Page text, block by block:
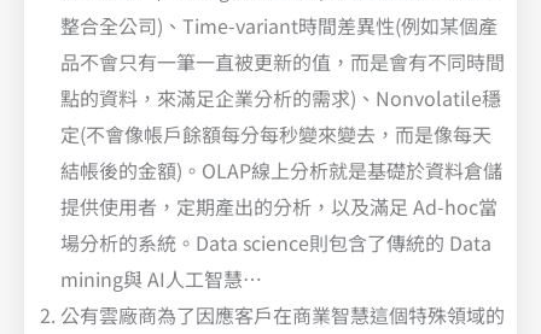
整合全公司)、Time-variant時間差異性(例如某個產
品不會只有一筆一直被更新的值，而是會有不同時間
點的資料，來滿足企業分析的需求)、Nonvolatile穩
定(不會像帳戶餘額每分每秒變來變去，而是像每天
結帳後的金額)。OLAP線上分析就是基礎於資料倉儲
提供使用者，定期產出的分析，以及滿足 Ad-hoc當
場分析的系統。Data science則包含了傳統的 Data
mining與 AI人工智慧…
公有雲廠商為了因應客戶在商業智慧這個特殊領域的